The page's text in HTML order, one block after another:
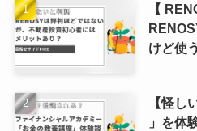
【
けど使
【怪し
」を体